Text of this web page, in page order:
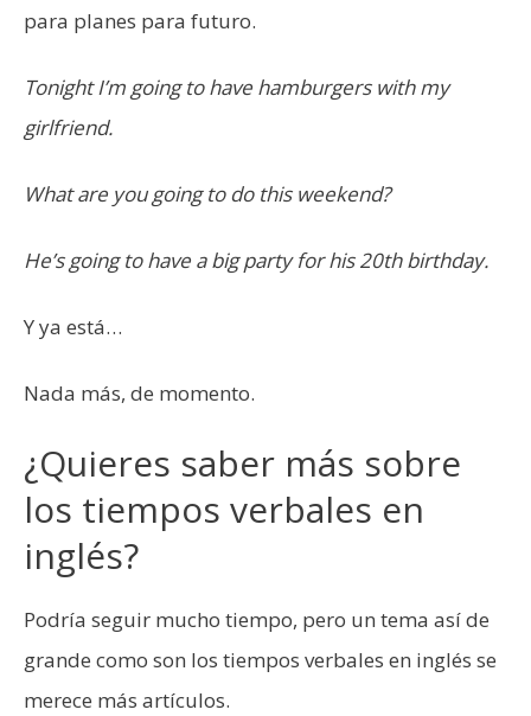
para planes para futuro.
Tonight I’m going to have hamburgers with my
girlfriend.
What are you going to do this weekend?
He’s going to have a big party for his 20th birthday.
Y ya está…
Nada más, de momento.
¿Quieres saber más sobre
los tiempos verbales en
inglés?
Podría seguir mucho tiempo, pero un tema así de
grande como son los tiempos verbales en inglés se
merece más artículos.